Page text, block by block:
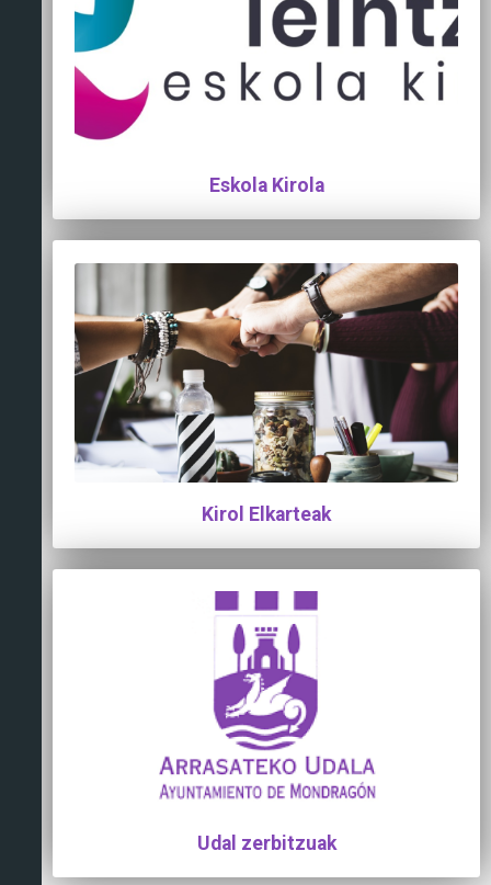
Eskola Kirola
Kirol Elkarteak
Udal zerbitzuak